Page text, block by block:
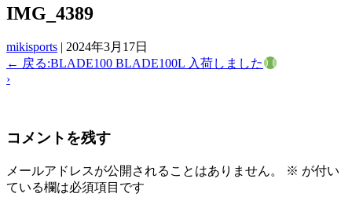
IMG_4389
mikisports
2024年3月17日
← 戻る:BLADE100 BLADE100L 入荷しました
›
コメントを残す
メールアドレスが公開されることはありません。 ※ が付い
ている欄は必須項目です